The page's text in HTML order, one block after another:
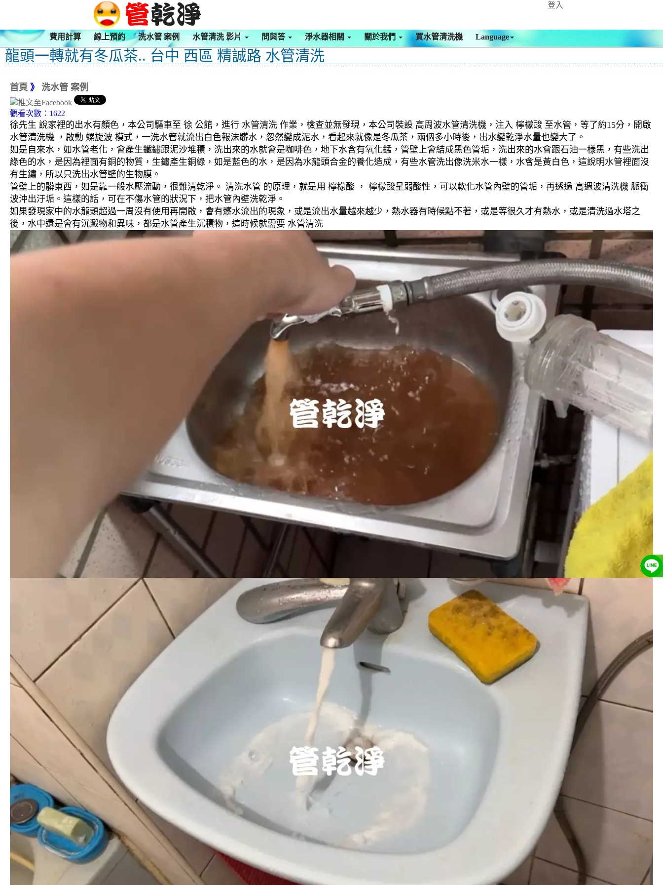
登入
費用計算 線上預約 洗水管 案例 水管清洗 影片 問與答 淨水器相關 關於我們 買水管清洗機 Language
龍頭一轉就有冬瓜茶.. 台中 西區 精誠路 水管清洗
首頁 》 洗水管 案例
觀看次數：1622
徐先生 說家裡的出水有顏色，本公司驅車至 徐 公館，進行 水管清洗 作業，檢查並無發現，本公司裝設 高周波水管清洗機，注入 檸檬酸 至水管，等了約15分，開啟
水管清洗機 ，啟動 螺旋波 模式，一洗水管就流出白色報沫髒水，忽然變成泥水，看起來就像是冬瓜茶，兩個多小時後，出水變乾淨水量也變大了。
如是自來水，如水管老化，會產生鐵鏽跟泥沙堆積，洗出來的水就會是咖啡色，地下水含有氧化錳，管壁上會結成黑色管垢，洗出來的水會跟石油一樣黑，有些洗出
綠色的水，是因為裡面有銅的物質，生鏽產生銅綠，如是藍色的水，是因為水龍頭合金的養化造成，有些水管洗出像洗米水一樣，水會是黃白色，這說明水管裡面沒
有生鏽，所以只洗出水管壁的生物膜。
管壁上的髒東西，如是靠一般水壓流動，很難清乾淨。 清洗水管 的原理，就是用 檸檬酸 ， 檸檬酸呈弱酸性，可以軟化水管內壁的管垢，再透過 高週波清洗機 脈衝
波沖出汙垢。這樣的話，可在不傷水管的狀況下，把水管內壁洗乾淨。
如果發現家中的水龍頭超過一周沒有使用再開啟，會有髒水流出的現象，或是流出水量越來越少，熱水器有時候點不著，或是等很久才有熱水，或是清洗過水塔之
後，水中還是會有沉澱物和異味，都是水管產生沉積物，這時候就需要 水管清洗